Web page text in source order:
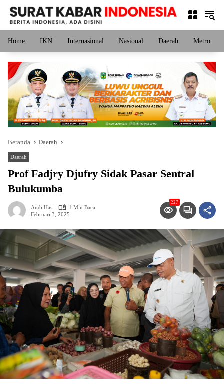
Langsung
konten
Home IKN Internasional Nasional Daerah Metro
Beranda Daerah
Daerah
Prof Fadjry Djufry Sidak Pasar Sentral
Bulukumba
Andi Has
1 Min Baca
Februari 3, 2025
227